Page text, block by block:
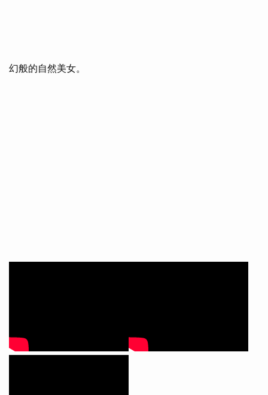
幻般的自然美女。